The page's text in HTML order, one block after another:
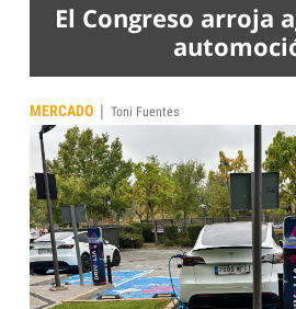
El Congreso arroja
MERCADO | Toni Fuentes